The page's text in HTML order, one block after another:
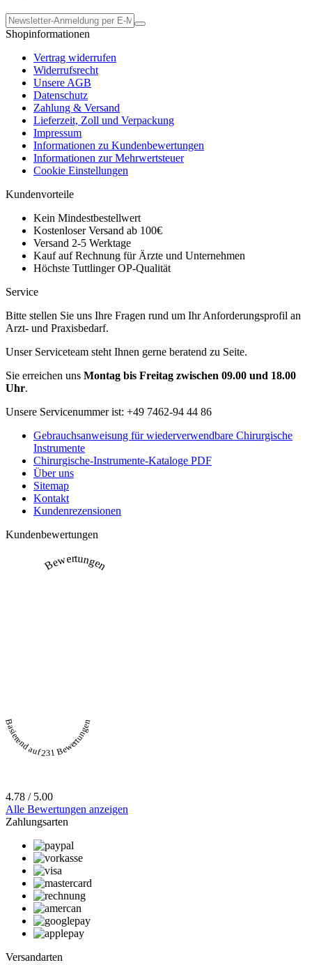
Shopinformationen
Vertrag widerrufen
Widerrufsrecht
Unsere AGB
Datenschutz
Zahlung & Versand
Lieferzeit, Zoll und Verpackung
Impressum
Informationen zu Kundenbewertungen
Informationen zur Mehrwertsteuer
Cookie Einstellungen
Kundenvorteile
Kein Mindestbestellwert
Kostenloser Versand ab 100€
Versand 2-5 Werktage
Kauf auf Rechnung für Ärzte und Unternehmen
Höchste Tuttlinger OP-Qualität
Service
Bitte stellen Sie uns Ihre Fragen rund um Ihr Anforderungsprofil an
Arzt- und Praxisbedarf.
Unser Serviceteam steht Ihnen gerne beratend zu Seite.
Sie erreichen uns Montag bis Freitag zwischen 09.00 und 18.00
Uhr.
Unsere Servicenummer ist: +49 7462-94 44 86
Gebrauchsanweisung für wiederverwendbare Chirurgische
Instrumente
Chirurgische-Instrumente-Kataloge PDF
Über uns
Sitemap
Kontakt
Kundenrezensionen
Kundenbewertungen
Bewertungen
Basierend auf 231 Bewertungen
4.78 / 5.00
Alle Bewertungen anzeigen
Zahlungsarten
Versandarten